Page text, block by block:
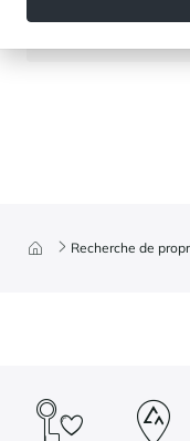
Recherche de
5 chambres⸱5 salles
2 800 000 €